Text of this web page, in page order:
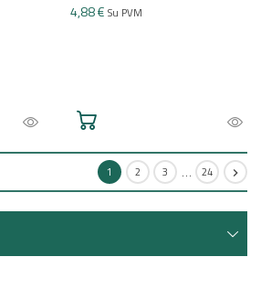
4,88 € Su PVM
1 2 3 … 24 